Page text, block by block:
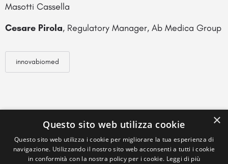
Masotti Cassella
Cesare Pirola, Regulatory Manager, Ab Medica Group
innovabiomed
×
Questo sito web utilizza cookie
Questo sito web utilizza i cookie per migliorare la tua esperienza di
navigazione. Utilizzando il nostro sito web acconsenti a tutti i cookie
in conformità con la nostra policy per i cookie. Leggi di più